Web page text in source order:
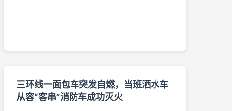
三环线一面包车突发自燃，当班洒水车
从容“客串”消防车成功灭火